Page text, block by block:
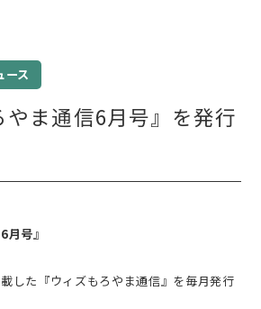
ース
やま通信6月号』を発行
月号』
した『ウィズもろやま通信』を毎月発行